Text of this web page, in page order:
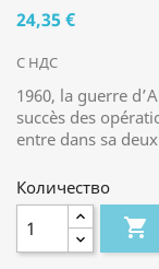
24,35 €
С НДС
1960, la guerre
succès des
entre dans sa
Количество
